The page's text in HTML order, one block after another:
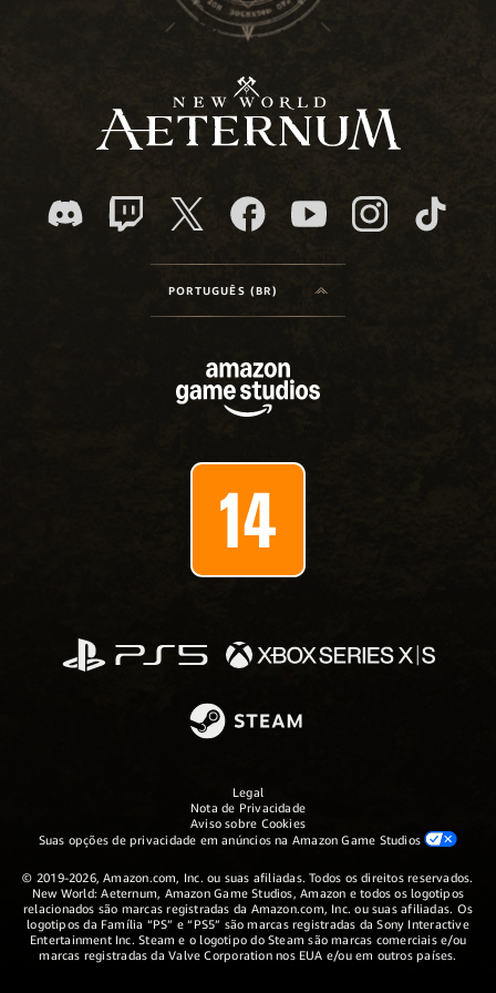
PORTUGUÊS (BR)
Legal
Nota de Privacidade
Aviso sobre Cookies
Suas opções de privacidade em anúncios na Amazon Game Studios
© 2019-2026, Amazon.com, Inc. ou suas afiliadas. Todos os direitos reservados.
New World: Aeternum, Amazon Game Studios, Amazon e todos os logotipos
relacionados são marcas registradas da Amazon.com, Inc. ou suas afiliadas. Os
logotipos da Família “PS” e “PS5” são marcas registradas da Sony Interactive
Entertainment Inc. Steam e o logotipo do Steam são marcas comerciais e/ou
marcas registradas da Valve Corporation nos EUA e/ou em outros países.